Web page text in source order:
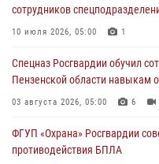
В Управлении Росгвардии по
работы за первое полугодие
сотрудников
10 июля 2026, 05:00 1
Спецназ Росгвардии обучил
Пензенской области навыкам
03 августа 2026, 05:00 6
ФГУП «Охрана» Росгвардии
противодействия БПЛА